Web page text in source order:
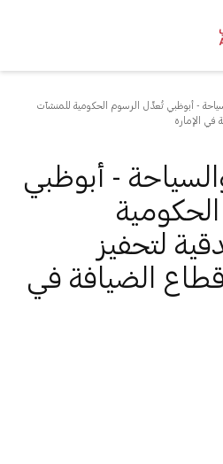
- أبوظبي تُعدِّل الرسوم الحكومية للمنشآت
في الإمارة
- أبوظبي
لتحفيز
الضيافة في